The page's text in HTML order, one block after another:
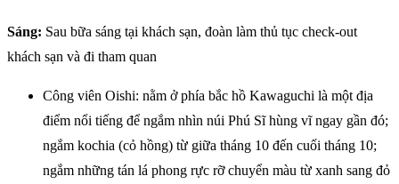
Sáng: Sau bữa sáng tại khách sạn, đoàn làm thủ tục check-out
khách sạn và đi tham quan
Công viên Oishi: nằm ở phía bắc hồ Kawaguchi là một địa
điểm nổi tiếng để ngắm nhìn núi Phú Sĩ hùng vĩ ngay gần đó;
ngắm kochia (cỏ hồng) từ giữa tháng 10 đến cuối tháng 10;
ngắm những tán lá phong rực rỡ chuyển màu từ xanh sang đỏ